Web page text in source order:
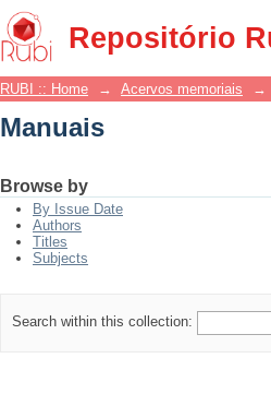
Repositório
Manuais
RUBI :: Home → Acervos memoriais →
Manuais
Browse by
By Issue Date
Authors
Titles
Subjects
Search within this collection: